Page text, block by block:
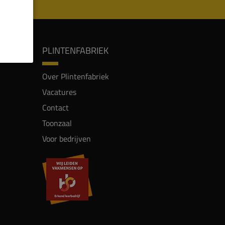
PLINTENFABRIEK
Over Plintenfabriek
Vacatures
Contact
Toonzaal
Voor bedrijven